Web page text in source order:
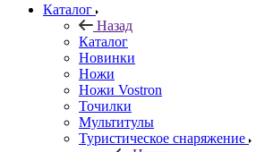
Каталог
Назад
Каталог
Новинки
Ножи
Ножи Vostron
Точилки
Мультитулы
Туристическое снаряжение